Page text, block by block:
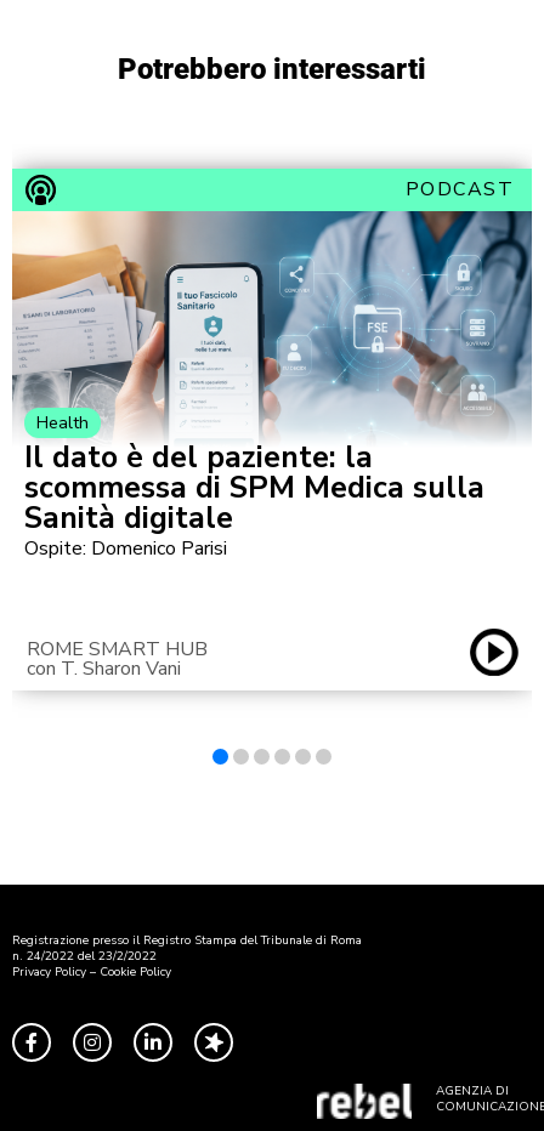
Potrebbero interessarti
PODCAST
Health
Il dato è del paziente: la
scommessa di SPM Medica sulla
Sanità digitale
Ospite: Domenico Parisi
ROME SMART HUB
con T. Sharon Vani
Registrazione presso il Registro Stampa del Tribunale di Roma
n. 24/2022 del 23/2/2022
Privacy Policy – Cookie Policy
AGENZIA DI